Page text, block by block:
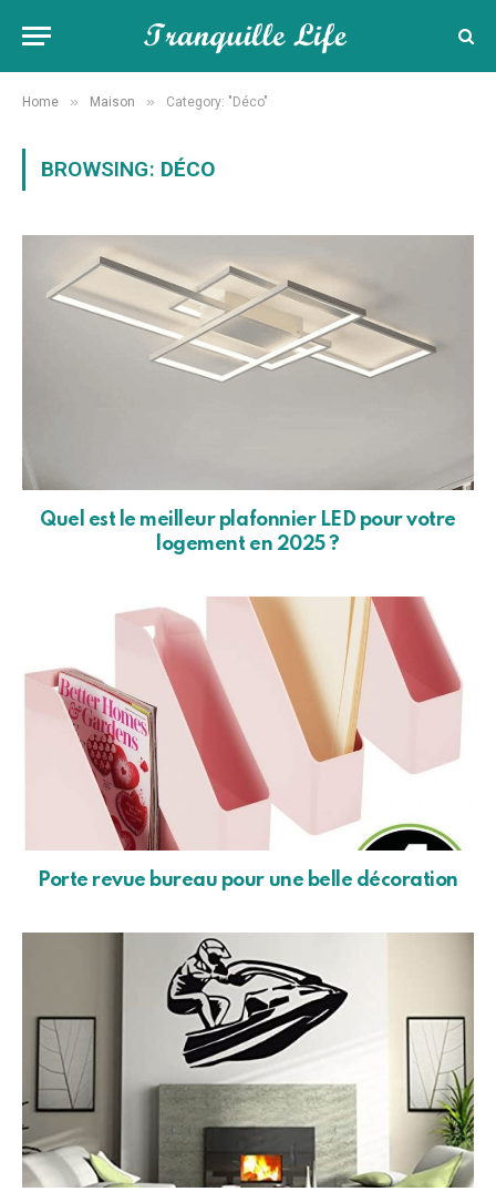
Home » Maison » Category: "Déco"
BROWSING: DÉCO
Quel est le meilleur plafonnier LED pour votre
logement en 2025 ?
Porte revue bureau pour une belle décoration